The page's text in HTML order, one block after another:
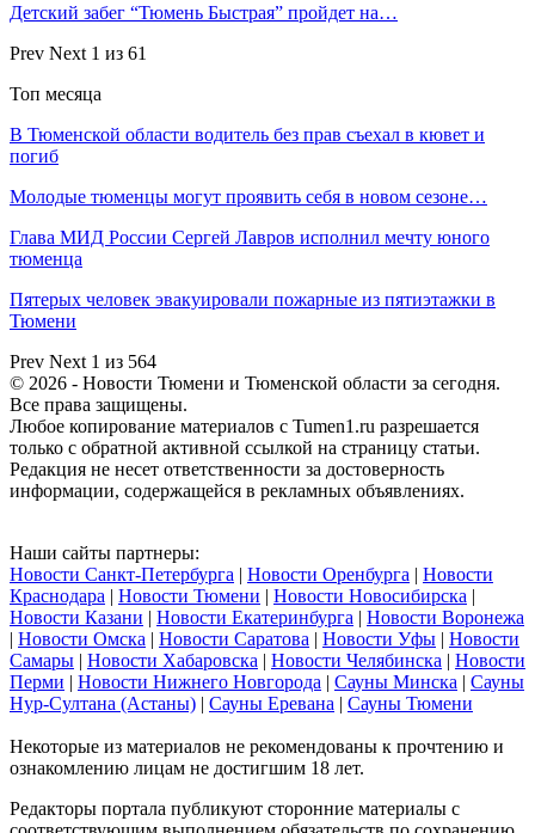
Детский забег “Тюмень Быстрая” пройдет на…
Prev Next 1 из 61
Топ месяца
В Тюменской области водитель без прав съехал в кювет и
погиб
Молодые тюменцы могут проявить себя в новом сезоне…
Глава МИД России Сергей Лавров исполнил мечту юного
тюменца
Пятерых человек эвакуировали пожарные из пятиэтажки в
Тюмени
Prev Next 1 из 564
© 2026 - Новости Тюмени и Тюменской области за сегодня.
Все права защищены.
Любое копирование материалов с Tumen1.ru разрешается
только с обратной активной ссылкой на страницу статьи.
Редакция не несет ответственности за достоверность
информации, содержащейся в рекламных объявлениях.
Наши сайты партнеры:
Новости Санкт-Петербурга | Новости Оренбурга | Новости
Краснодара | Новости Тюмени | Новости Новосибирска |
Новости Казани | Новости Екатеринбурга | Новости Воронежа
| Новости Омска | Новости Саратова | Новости Уфы | Новости
Самары | Новости Хабаровска | Новости Челябинска | Новости
Перми | Новости Нижнего Новгорода | Сауны Минска | Сауны
Нур-Султана (Астаны) | Сауны Еревана | Сауны Тюмени
Некоторые из материалов не рекомендованы к прочтению и
ознакомлению лицам не достигшим 18 лет.
Редакторы портала публикуют сторонние материалы с